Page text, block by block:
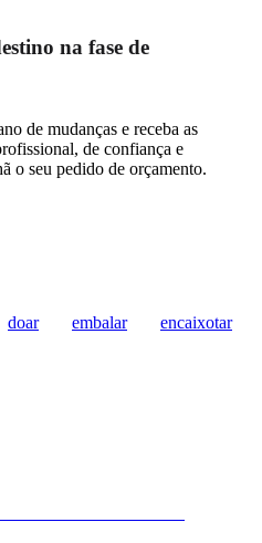
na fase de
de mudanças e receba as
de confiança e
o seu pedido de orçamento.
doar embalar encaixotar